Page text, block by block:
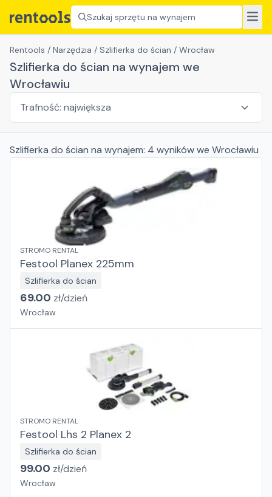
Szukaj sprzętu na wynajem
Rentools / Narzędzia / Szlifierka do ścian / Wrocław
Szlifierka do ścian na wynajem we
Wrocławiu
Szlifierka do ścian na wynajem: 4 wynikówwe Wrocławiu
STROMO RENTAL
Festool Planex 225mm
Szlifierka do ścian
69.00 zł/dzień
Wrocław
STROMO RENTAL
Festool Lhs 2 Planex 2
Szlifierka do ścian
99.00 zł/dzień
Wrocław